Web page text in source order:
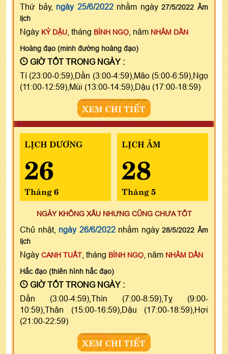
Thứ bảy, ngày 25/6/2022nhằm ngày27/5/2022 Âm
lịch
Ngày KỶ DẬU , tháng BÍNH NGỌ , năm NHÂM DẦN
Hoàng đạo (minh đường hoàng đạo)
GIỜ TỐT TRONG NGÀY :
Tí (23:00-0:59),Dần (3:00-4:59),Mão (5:00-6:59),Ngọ
(11:00-12:59),Mùi (13:00-14:59),Dậu (17:00-18:59)
XEM CHI TIẾT
LỊCH DƯƠNG
26
Tháng 6
LỊCH ÂM
28
Tháng 5
NGÀY KHÔNG XẤU NHƯNG CŨNG CHƯA TỐT
Chủ nhật, ngày 26/6/2022nhằm ngày28/5/2022 Âm
lịch
Ngày CANH TUẤT , tháng BÍNH NGỌ , năm NHÂM DẦN
Hắc đạo (thiên hình hắc đạo)
GIỜ TỐT TRONG NGÀY :
Dần (3:00-4:59),Thìn (7:00-8:59),Tỵ (9:00-
10:59),Thân (15:00-16:59),Dậu (17:00-18:59),Hợi
(21:00-22:59)
XEM CHI TIẾT